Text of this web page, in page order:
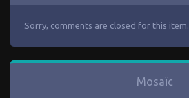
Sorry, comments are closed for this item.
Mosaïc